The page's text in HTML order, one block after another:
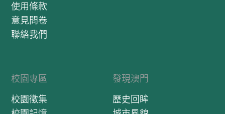
使用條款
意見問卷
聯絡我們
校園專區
校園徵集
發現澳門
歷史回眸